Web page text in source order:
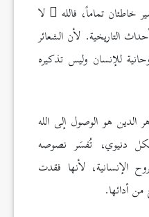
خاطئان تماماً، فالله
لا
التاريخية. لأن الشعائر
للإنسان وليس تذكيره
هو الوصول إلى الله
دنيوي، تُفسَر نصوصه
الإنسانية، لأنها فقدت
أدائها.